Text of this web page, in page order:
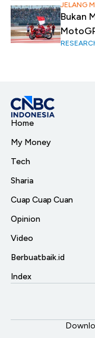
JELANG
Bukan
Home
My Money
Tech
Sharia
Cuap Cuap Cuan
Opinion
Video
Berbuatbaik.id
Index